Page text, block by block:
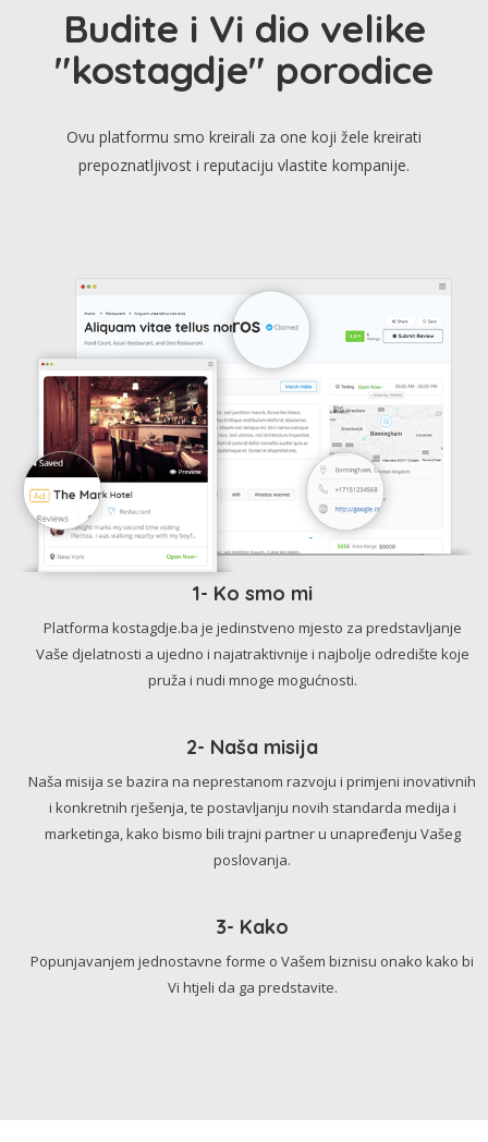
Budite i Vi dio velike
"kostagdje" porodice
Ovu platformu smo kreirali za one koji žele kreirati
prepoznatljivost i reputaciju vlastite kompanije.
1- Ko smo mi
Platforma kostagdje.ba je jedinstveno mjesto za predstavljanje
Vaše djelatnosti a ujedno i najatraktivnije i najbolje odredište koje
pruža i nudi mnoge mogućnosti.
2- Naša misija
Naša misija se bazira na neprestanom razvoju i primjeni inovativnih
i konkretnih rješenja, te postavljanju novih standarda medija i
marketinga, kako bismo bili trajni partner u unapređenju Vašeg
poslovanja.
3- Kako
Popunjavanjem jednostavne forme o Vašem biznisu onako kako bi
Vi htjeli da ga predstavite.